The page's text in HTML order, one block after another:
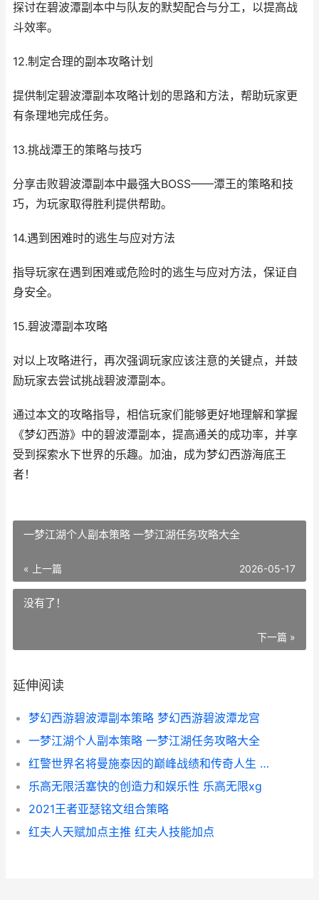
探讨在碧波潭副本中与队友的默契配合与分工，以提高战
斗效率。
12.制定合理的副本攻略计划
提供制定碧波潭副本攻略计划的思路和方法，帮助玩家更
有条理地完成任务。
13.挑战潭王的策略与技巧
分享击败碧波潭副本中最强大BOSS——潭王的策略和技
巧，为玩家取得胜利提供帮助。
14.遇到困难时的逃生与应对方法
指导玩家在遇到困难或危险时的逃生与应对方法，保证自
身安全。
15.碧波潭副本攻略
对以上攻略进行，再次强调玩家应该注意的关键点，并鼓
励玩家去尝试挑战碧波潭副本。
通过本文的攻略指导，相信玩家们能够更好地理解和掌握
《梦幻西游》中的碧波潭副本，提高通关的成功率，并享
受到探索水下世界的乐趣。加油，成为梦幻西游海底王
者！
一梦江湖个人副本策略 一梦江湖任务攻略大全
« 上一篇 2026-05-17
没有了！
下一篇 »
延伸阅读
梦幻西游碧波潭副本策略 梦幻西游碧波潭龙宫
一梦江湖个人副本策略 一梦江湖任务攻略大全
红警世界名将曼施泰因的巅峰战绩和传奇人生 红色警戒曼哈顿暴行
乐高无限活塞快的创造力和娱乐性 乐高无限xg
2021王者亚瑟铭文组合策略
红夫人天赋加点主推 红夫人技能加点